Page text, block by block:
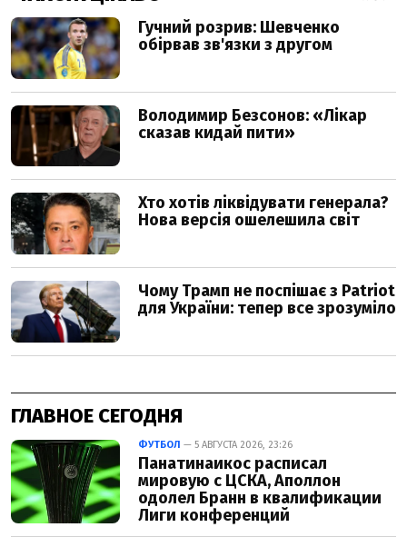
ГЛАВНОЕ СЕГОДНЯ
ФУТБОЛ — 5 АВГУСТА 2026, 23:26
Панатинаикос расписал
мировую с ЦСКА, Аполлон
одолел Бранн в квалификации
Лиги конференций